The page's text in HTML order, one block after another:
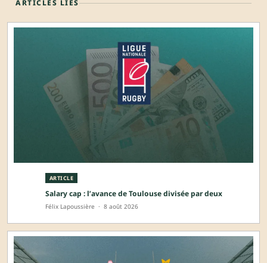
ARTICLES LIÉS
ARTICLE
Salary cap : l’avance de Toulouse divisée par deux
Félix Lapoussière · 8 août 2026